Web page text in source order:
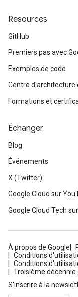
Resources
GitHub
Premiers pas avec
Exemples de code
Centre d'architecture
Formations et
Échanger
Blog
Événements
X (Twitter)
Google Cloud sur
Google Cloud Tech
À propos de Google
Conditions
Conditions
Troisième
S'inscrire à la